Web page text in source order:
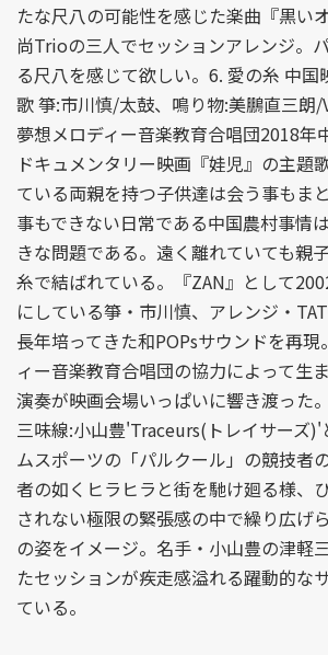
たな尺八の可能性を感じた楽曲『黒い
尚Trioの三人でセッションアレンジ。
る尺八を感じて欲しい。6. 愛の糸 中国
歌 箏:市川慎/太鼓、鳴り物:美鵬直三朗
夢想メロディー音楽教育合唱団2018年
ドキュメンタリー映画『娃児』の主題
ている両親を持つ子供達は会う事もま
事もできない日常である中国農村事情
きな問題である。遠く離れていても親
糸で結ばれている。『ZAN』として
にしている箏・市川慎、アレンジ・
長年培ってきた和POPsサウンドを再
ィー音楽教育合唱団の協力によって生
演奏が映画会場いっぱいに響き渡った
三味線:小山豊'Traceurs(トレイサーズ)'
ムスポーツの「パルクール」の競技者
者の如くヒラヒラと街を馳け廻る様、
されない極限の緊張感の中で繰り広げ
の姿をイメージ。名手・小山豊の津軽
たセッションが疾走感溢れる躍動的な
ている。